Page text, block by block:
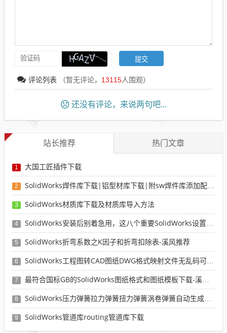
评论列表 （暂无评论， 13115人围观）
还没有评论，来说两句吧...
站长推荐 热门文章
1 大国工匠插件下载
2 SolidWorks焊件库下载|铝型材库下载|附sw焊件库添加配置使用教程
3 SolidWorks材质库下载及材质库导入方法
4 SolidWorks安装后别着急用，这八个重要SolidWorks设置可以提高你的画图效率
5 SolidWorks折弯系数之K因子和折弯扣除表-溪风推荐
6 SolidWorks工程图转CAD图纸DWG格式映射文件无乱码可分层-溪风亲测推荐
7 最符合国标GB的SolidWorks图纸格式和图纸模板下载-溪风专用版
8 SolidWorks压力弹簧拉力弹簧扭力弹簧涡卷弹簧自动生成宏程序下载
9 SolidWorks管道库routing管道库下载